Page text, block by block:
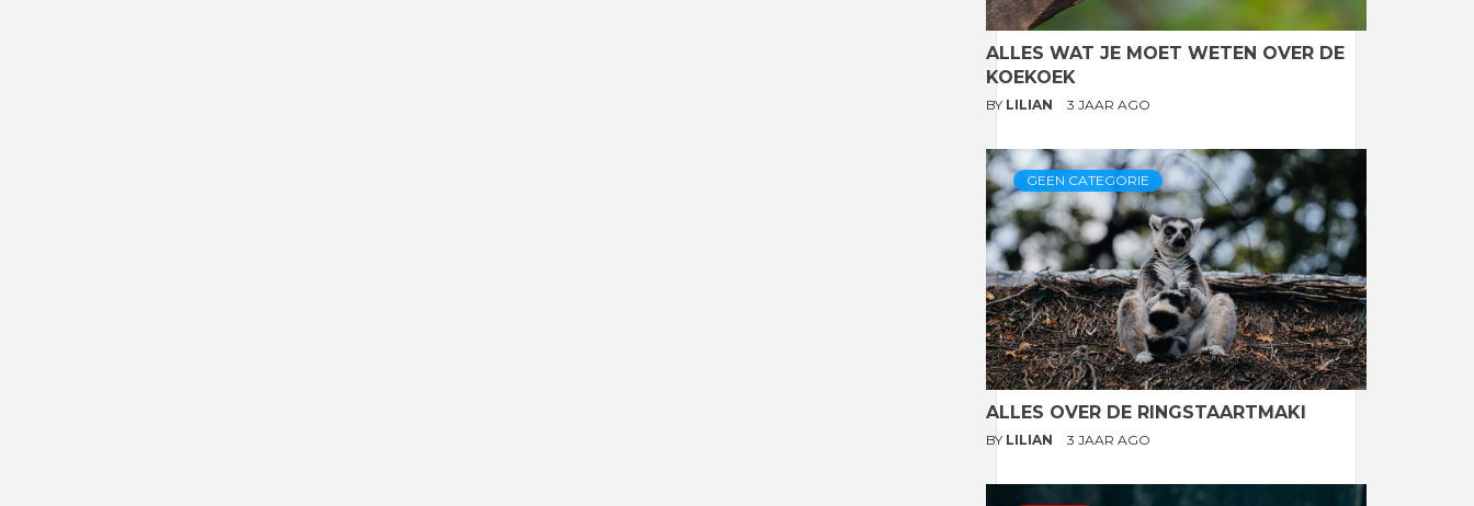
ALLES WAT JE MOET WETEN OVER DE
KOEKOEK
BY LILIAN 3 JAAR AGO
GEEN CATEGORIE
ALLES OVER DE RINGSTAARTMAKI
BY LILIAN 3 JAAR AGO